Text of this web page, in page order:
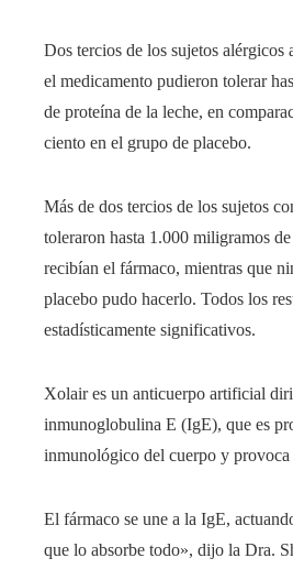
Dos tercios de los sujetos alérgicos
el medicamento pudieron tolerar
de proteína de la leche, en
ciento en el grupo de placebo.
Más de dos tercios de los sujetos
toleraron hasta 1.000 miligramos
recibían el fármaco, mientras que
placebo pudo hacerlo. Todos los
estadísticamente significativos.
Xolair es un anticuerpo artificial
inmunoglobulina E (IgE), que es
inmunológico del cuerpo y provoca
El fármaco se une a la IgE,
que lo absorbe todo», dijo la Dra.